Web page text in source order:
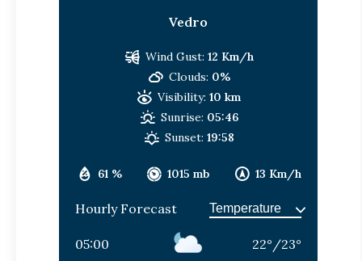
Vedro
61 % 1015 mb 13 Km/h
Wind Gust: 12 Km/h
Clouds: 0%
Visibility: 10 km
Sunrise: 05:46
Sunset: 19:58
Hourly Forecast
05:00 22° /23°